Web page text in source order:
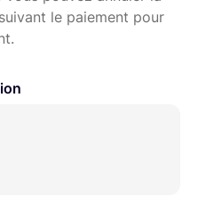
le paiement pour